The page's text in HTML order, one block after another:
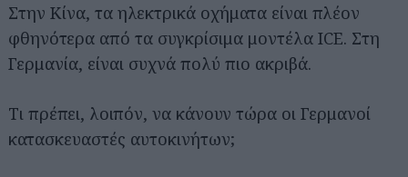
Στην Κίνα, τα ηλεκτρικά οχήματα είναι πλέον
φθηνότερα από τα συγκρίσιμα μοντέλα ICE. Στη
Γερμανία, είναι συχνά πολύ πιο ακριβά.
Τι πρέπει, λοιπόν, να κάνουν τώρα οι Γερμανοί
κατασκευαστές αυτοκινήτων;